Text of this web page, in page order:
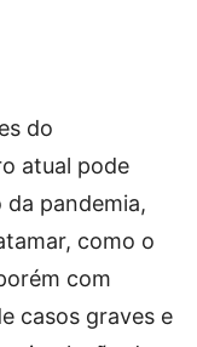
do
atual pode
da pandemia,
como o
com
casos graves e